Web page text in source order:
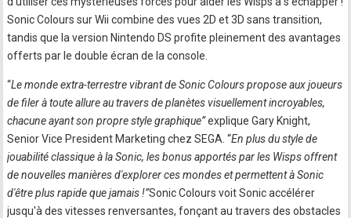
Sonic Colours sur Wii combine des vues 2D et 3D sans transition,
tandis que la version Nintendo DS profite pleinement des avantages
offerts par le double écran de la console.
“Le monde extra-terrestre vibrant de Sonic Colours propose aux joueurs
de filer à toute allure au travers de planètes visuellement incroyables,
chacune ayant son propre style graphique”explique Gary Knight,
Senior Vice President Marketing chez SEGA. “En plus du style de
jouabilité classique à la Sonic, les bonus apportés par les Wisps offrent
de nouvelles manières d'explorer ces mondes et permettent à Sonic
d'être plus rapide que jamais !”Sonic Colours voit Sonic accélérer
jusqu'à des vitesses renversantes, fonçant au travers des obstacles